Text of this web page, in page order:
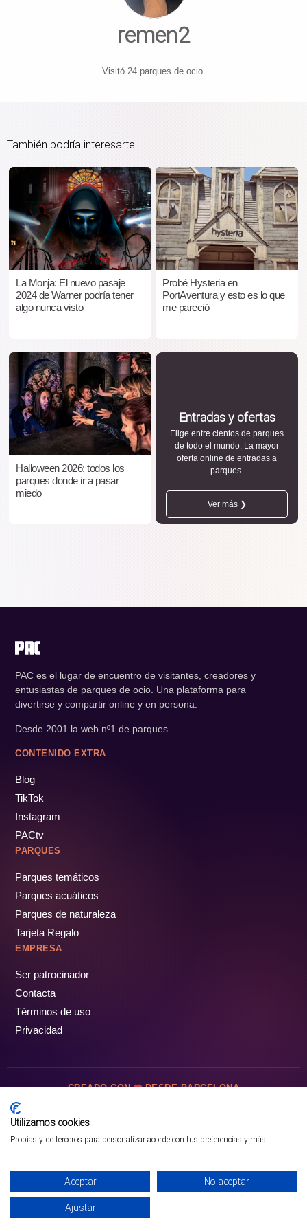
remen2
Visitó 24 parques de ocio.
También podría interesarte...
La Monja: El nuevo pasaje
2024 de Warner podría tener
algo nunca visto
Probé Hysteria en
PortAventura y esto es lo que
me pareció
Halloween 2026: todos los
parques donde ir a pasar
miedo
Entradas y ofertas
Elige entre cientos de parques
de todo el mundo. La mayor
oferta online de entradas a
parques.
Ver más ❯
¡PÁSALO!
PAC es el lugar de encuentro de visitantes, creadores y
entusiastas de parques de ocio. Una plataforma para
divertirse y compartir online y en persona.
Desde 2001 la web nº1 de parques.
CONTENIDO EXTRA
Blog
TikTok
Instagram
PACtv
PARQUES
Parques temáticos
Parques acuáticos
Parques de naturaleza
Tarjeta Regalo
EMPRESA
Ser patrocinador
Contacta
Términos de uso
Privacidad
CREADO CON DESDE BARCELONA
Utilizamos cookies
Propias y de terceros para personalizar acorde con tus preferencias y más
Aceptar No aceptar
Ajustar